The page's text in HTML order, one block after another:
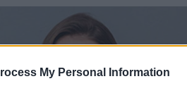
My Personal Information